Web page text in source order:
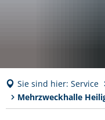
Sie sind hier: Service
Mehrzweckhalle